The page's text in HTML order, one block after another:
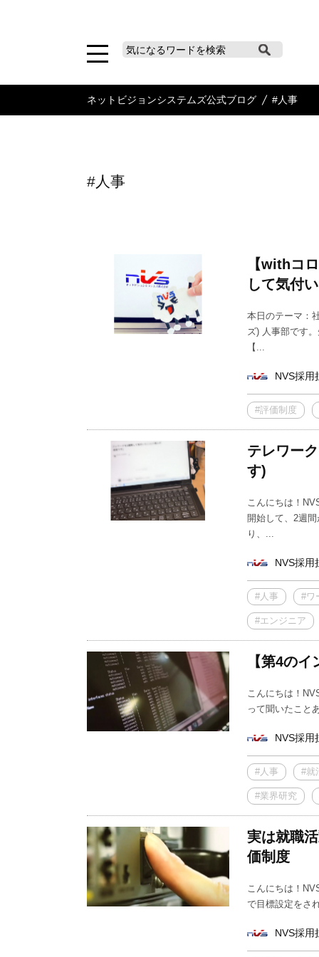
ネットビジョンシステムズ公式ブログ #人事
#人事
【withコ
して気付い
本日のテーマ：
ズ) 人事部です
【...
NVS採用
#評価制度
テレワー
す)
こんにちは！
開始して、2週
り、...
NVS採用
#人事 #ワ
#エンジニア
【第4の
こんにちは！
って聞いたこと
NVS採用
#人事 #就
#業界研究
実は就職
価制度
こんにちは！
で目標設定をさ
NVS採用